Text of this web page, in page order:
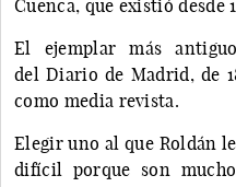
Cuenca, que existió desde
El ejemplar más
del Diario de Madrid, de
como media revista.
Elegir uno al que Roldán
difícil porque son